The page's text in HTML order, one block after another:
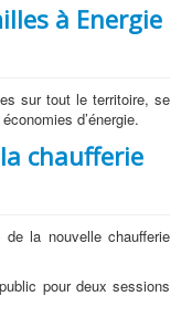
à Energie
sur tout le territoire, se
d’énergie.
chaufferie
la nouvelle chaufferie
pour deux sessions